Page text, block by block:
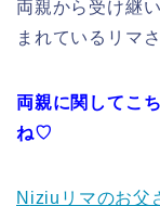
両親から受け継い
まれている リマ
両親に関してこ
ね♡
N iziuリマのお父